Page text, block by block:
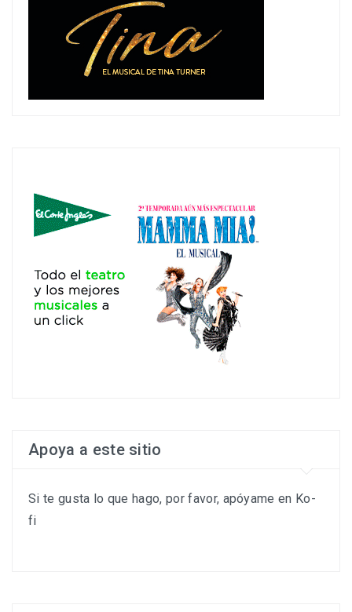
Apoya a este sitio
Si te gusta lo que hago, por favor, apóyame en Ko-
fi